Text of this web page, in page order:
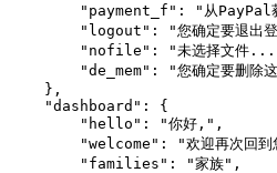
"payment_f": "从PayPal获
"logout": "您确定要退出登
"nofile": "未选择文件
"de_mem": "您确定要删除这
    },
    "dashboard": {
        "hello": "你好,",
"welcome": "欢迎再次回到
        "families": "家族",